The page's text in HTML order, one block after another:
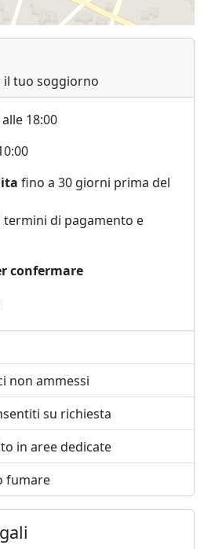
tuo soggiorno
18:00
fino a 30 giorni prima del
di pagamento e
confermare
non ammessi
su richiesta
in aree dedicate
fumare